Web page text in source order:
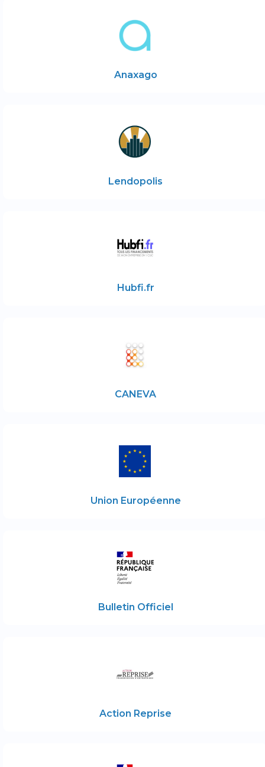
Anaxago
Lendopolis
Hubfi.fr
CANEVA
Union Européenne
Bulletin Officiel
Action Reprise